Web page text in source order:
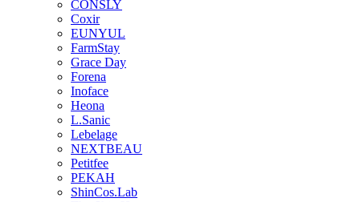
CONSLY
Coxir
EUNYUL
FarmStay
Grace Day
Forena
Inoface
Heona
L.Sanic
Lebelage
NEXTBEAU
Petitfee
PEKAH
ShinCos.Lab